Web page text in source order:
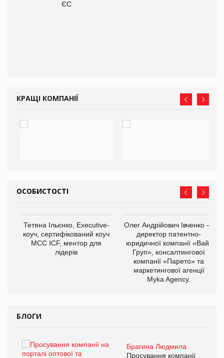
ЄС
КРАЩІ КОМПАНІЇ
ОСОБИСТОСТІ
Тетяна Ільєнко, Executive-
коуч, сертифікований коуч
МСС ICF, ментор для
лідерів
Олег Андрійович Івченко —
директор патентно-
юридичної компанії «Вайз
Груп», консалтингової
компанії «Парето» та
маркетингової агенції
Myka Agency.
БЛОГИ
Брагина Людмила
Просування компанії